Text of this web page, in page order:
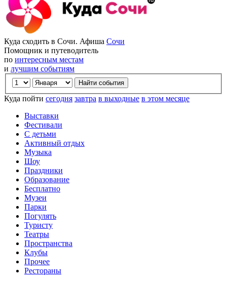
Куда сходить в Сочи. Афиша Сочи
Помощник и путеводитель
по интересным местам
и лучшим событиям
Куда пойти сегодня завтра в выходные в этом месяце
Выставки
Фестивали
С детьми
Активный отдых
Музыка
Шоу
Праздники
Образование
Бесплатно
Музеи
Парки
Погулять
Туристу
Театры
Пространства
Клубы
Прочее
Рестораны